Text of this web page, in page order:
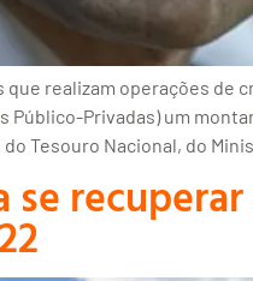
realizam operações de
Público-Privadas) um
Tesouro Nacional, do